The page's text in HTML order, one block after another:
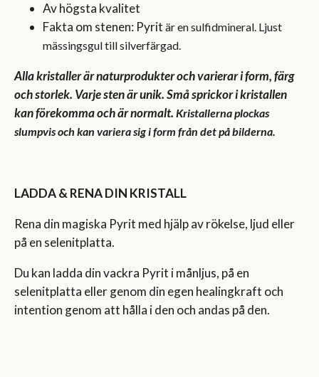
Av högsta kvalitet
Fakta om stenen: Pyrit är en sulfidmineral. Ljust
mässingsgul till silverfärgad.
Alla kristaller är naturprodukter och varierar i form, färg
och storlek. Varje sten är unik. Små sprickor i kristallen
kan förekomma och är normalt. Kristallerna plockas
slumpvis och kan variera sig i form från det på bilderna.
LADDA & RENA DIN KRISTALL
Rena din magiska Pyrit med hjälp av rökelse, ljud eller
på en selenitplatta.
Du kan ladda din vackra Pyrit i månljus, på en
selenitplatta eller genom din egen healingkraft och
intention genom att hålla i den och andas på den.